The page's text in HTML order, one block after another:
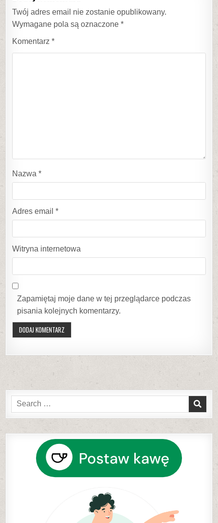
Twój adres email nie zostanie opublikowany.
Wymagane pola są oznaczone*
Komentarz*
Nazwa*
Adres email*
Witryna internetowa
Zapamiętaj moje dane w tej przeglądarce podczas
pisania kolejnych komentarzy.
Search
for: